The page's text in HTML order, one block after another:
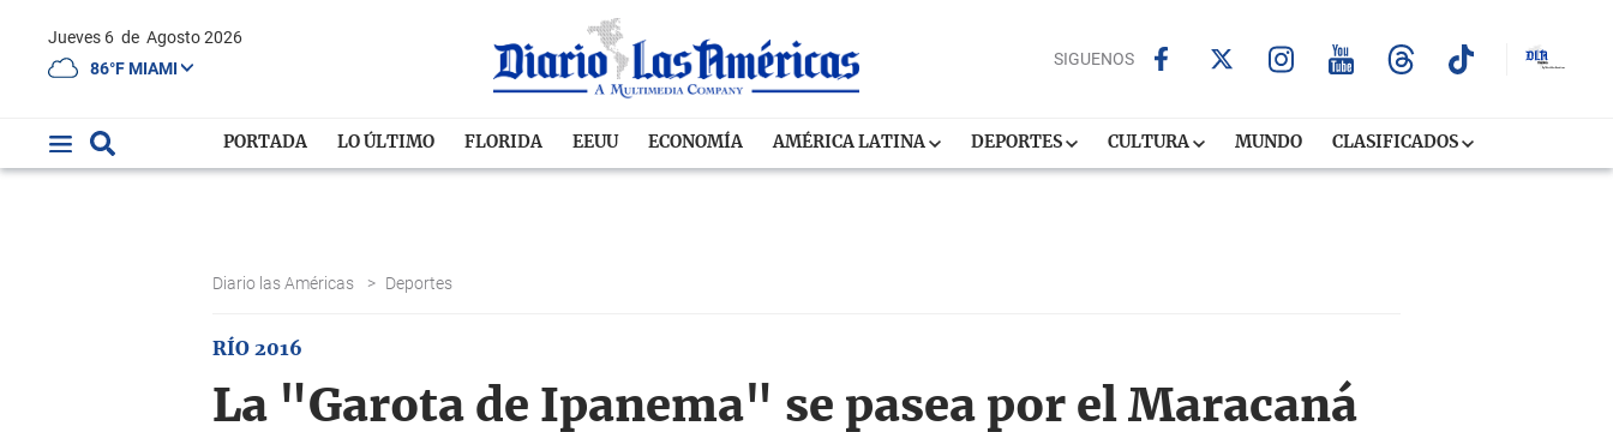
Jueves 6 de Agosto 2026
86°F MIAMI
SIGUENOS
PORTADA LO ÚLTIMO FLORIDA EEUU ECONOMÍA AMÉRICA LATINA DEPORTES CULTURA MUNDO CLASIFICADOS
Diario las Américas > Deportes
RÍO 2016
La "Garota de Ipanema" se pasea por el Maracaná